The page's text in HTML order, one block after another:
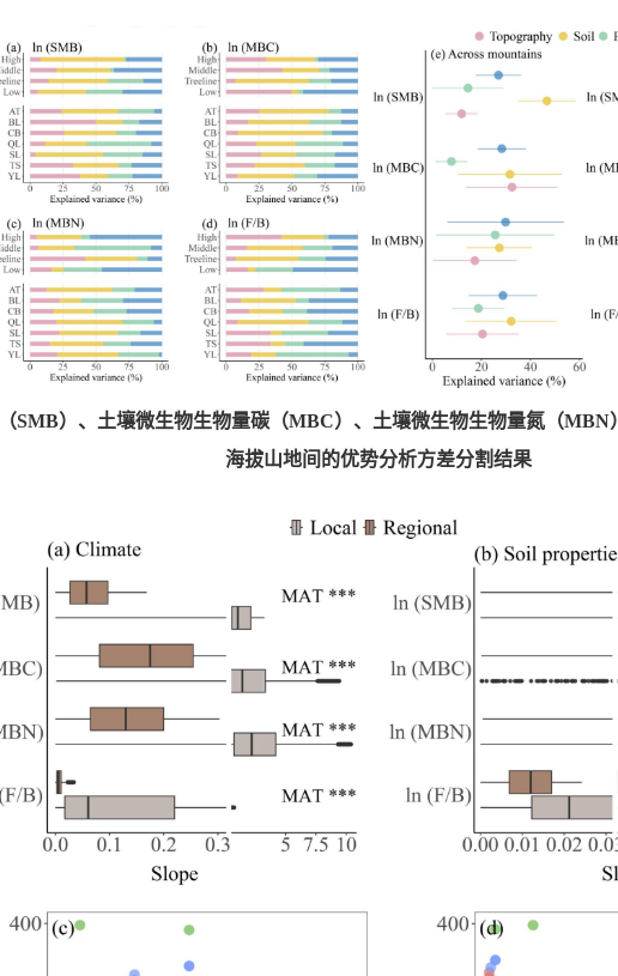
SMB）、土壤微生物生物量碳（MBC）、土壤微生物生物量氮（
海拔山地间的优势分析方差分割结果